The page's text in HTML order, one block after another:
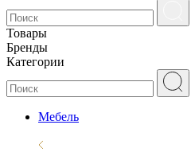
Товары
Бренды
Категории
Мебель